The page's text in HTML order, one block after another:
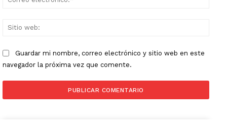
Guardar mi nombre, correo electrónico y sitio web en este
navegador la próxima vez que comente.